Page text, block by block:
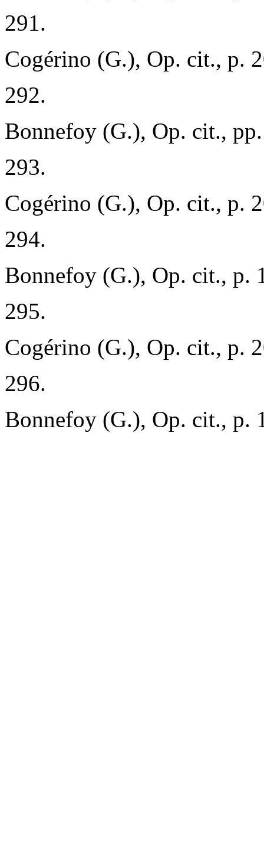
291.
Cogérino (G.), Op. cit., p.
292.
Bonnefoy (G.), Op. cit.,
293.
Cogérino (G.), Op. cit., p.
294.
Bonnefoy (G.), Op. cit., p.
295.
Cogérino (G.), Op. cit., p.
296.
Bonnefoy (G.), Op. cit., p.